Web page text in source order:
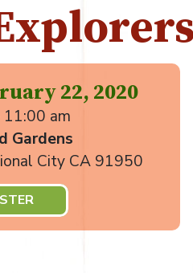
22, 2020
am
Gardens
City CA 91950